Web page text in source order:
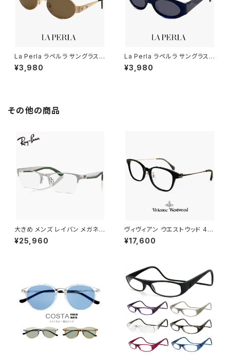
La Perla ラペルラ サングラス s
pe505-349 オーバル 型 レデ
ィース メンズ ユニセックスモデ
¥3,980
La Perla ラペルラ サングラス s
pe003-955 オーバル 型 レデ
ィース メンズ ユニセックスモデ
¥3,980
その他の商品
大きめ メンズ レイバン メガネ
眼鏡 rx7551 3221 56mm RB
7551 Ray-Ban メガネフレーム
¥25,960
ヴィヴィアン ウエストウッド 40-
0042 c03 レディース メガネ V
ivienne Westwood 眼鏡 40
ラー ダミーレンズ発送
¥17,600